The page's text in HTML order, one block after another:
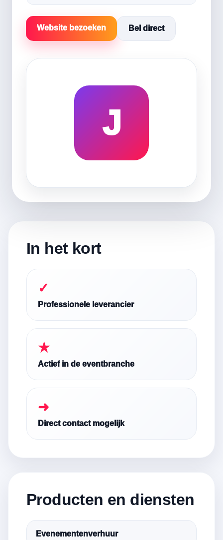
Website bezoeken Bel direct
J
In het kort
✓
Professionele leverancier
★
Actief in de eventbranche
➜
Direct contact mogelijk
Producten en diensten
Evenementenverhuur